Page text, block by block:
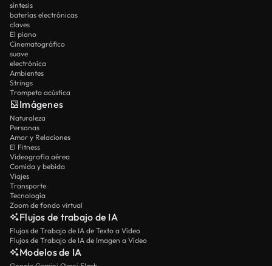
síntesis
baterías electrónicas
claves
El piano
Cinematográfico
suave
electrónica
Ambientes
Strings
Trompeta acústica
Imágenes
Naturaleza
Personas
Amor y Relaciones
El Fitness
Videografía aérea
Comida y bebida
Viajes
Transporte
Tecnología
Zoom de fondo virtual
Flujos de trabajo de IA
Flujos de Trabajo de IA de Texto a Vídeo
Flujos de Trabajo de IA de Imagen a Vídeo
Modelos de IA